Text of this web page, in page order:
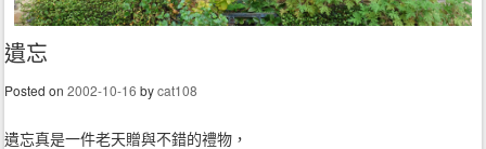
遺忘
Posted on2002-10-16 bycat108
遺忘真是一件老天贈與不錯的禮物，